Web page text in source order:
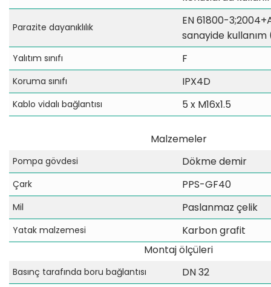
Parazite dayanıklılık
EN 61800-
sanayide kullanım
Yalıtım sınıfı F
Koruma sınıfı IPX4D
Kablo vidalı bağlantısı 5 x M16x1.5
Malzemeler
Pompa gövdesi Dökme demir
Çark PPS-GF40
Mil Paslanmaz çelik
Yatak malzemesi
Karbon grafit
Montaj ölçüleri
Basınç tarafında boru bağlantısı DN 32